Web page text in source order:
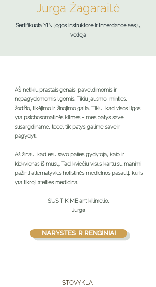
Jurga Žagaraitė
Sertifikuota YIN jogos instruktorė ir Innerdance sesijų
vedėja
AŠ netikiu prastais genais, paveldimomis ir
nepagydomomis ligomis. Tikiu jausmo, minties,
žodžio, tikėjimo ir žinojimo galia. Tikiu, kad visos ligos
yra psichosomatinės kilmės - mes patys save
susargdiname, todėl tik patys galime save ir
pagydyti.
Aš žinau, kad esu savo paties gydytoja, kaip ir
kiekvienas iš mūsų. Tad kviečiu visus kartu su manimi
pažinti alternatyvios holistinės medicinos pasaulį, kuris
yra tikroji ateities medicina.
SUSITIKIME ant kilimėlio,
Jurga
NARYSTĖS IR RENGINIAI
STOVYKLA